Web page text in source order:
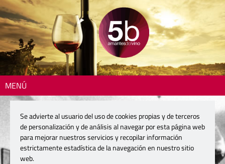
MENÚ
Se advierte al usuario del uso de cookies propias y de terceros
de personalización y de análisis al navegar por esta página web
para mejorar nuestros servicios y recopilar información
estrictamente estadística de la navegación en nuestro sitio
web.